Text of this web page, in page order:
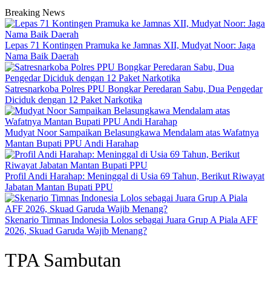
Breaking News
Lepas 71 Kontingen Pramuka ke Jamnas XII, Mudyat Noor: Jaga
Nama Baik Daerah
Satresnarkoba Polres PPU Bongkar Peredaran Sabu, Dua Pengedar
Diciduk dengan 12 Paket Narkotika
Mudyat Noor Sampaikan Belasungkawa Mendalam atas Wafatnya
Mantan Bupati PPU Andi Harahap
Profil Andi Harahap: Meninggal di Usia 69 Tahun, Berikut Riwayat
Jabatan Mantan Bupati PPU
Skenario Timnas Indonesia Lolos sebagai Juara Grup A Piala AFF
2026, Skuad Garuda Wajib Menang?
TPA Sambutan